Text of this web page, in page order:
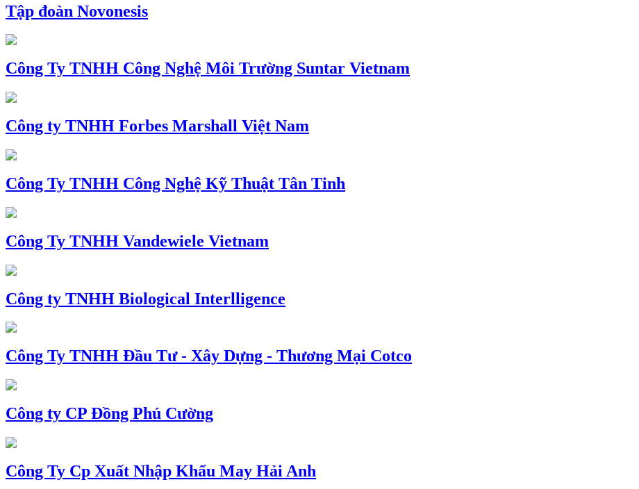
Tập đoàn Novonesis
Công Ty TNHH Công Nghệ Môi Trường Suntar Vietnam
Công ty TNHH Forbes Marshall Việt Nam
Công Ty TNHH Công Nghệ Kỹ Thuật Tân Tinh
Công Ty TNHH Vandewiele Vietnam
Công ty TNHH Biological Interlligence
Công Ty TNHH Đầu Tư - Xây Dựng - Thương Mại Cotco
Công ty CP Đồng Phú Cường
Công Ty Cp Xuất Nhập Khẩu May Hải Anh